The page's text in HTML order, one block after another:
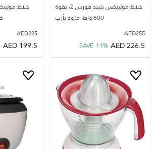
خلاط مولينكس بليند فورس 2، بقوة
600 واط، مزود بأرب
255
AED
226.5
AED
SAVE 11%
225
AED
199.5
AED